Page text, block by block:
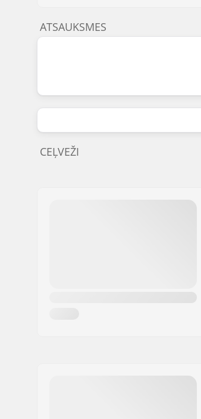
ATSAUKSMES
CEĻVEŽI